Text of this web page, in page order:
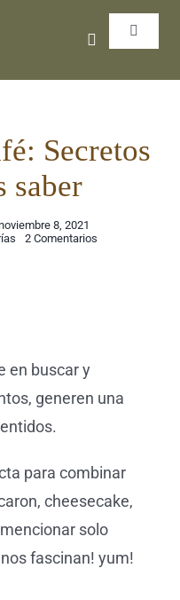
Toggle
Inicio
Secretos
saber
8, 2021
2 Comentarios
en buscar y
, generen una
para combinar
cheesecake,
solo
fascinan! yum!